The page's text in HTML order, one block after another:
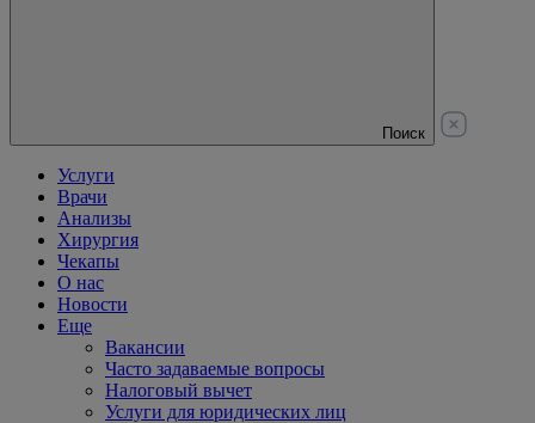
Поиск
Услуги
Врачи
Анализы
Хирургия
Чекапы
О нас
Новости
Еще
Вакансии
Часто задаваемые вопросы
Налоговый вычет
Услуги для юридических лиц